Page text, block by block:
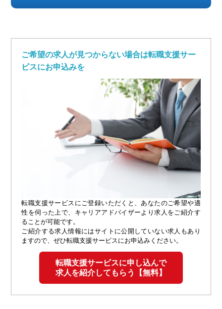
ご希望の求人が見つからない場合は転職支援サー
ビスにお申込みを
転職支援サービスにご登録いただくと、あなたのご希望や適
性を伺った上で、キャリアアドバイザーより求人をご紹介す
ることが可能です。
ご紹介する求人情報にはサイトに公開していない求人もあり
ますので、ぜひ転職支援サービスにお申込みください。
転職支援サービスに申し込んで
求人を紹介してもらう【無料】